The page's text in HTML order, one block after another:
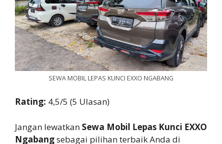
SEWA MOBIL LEPAS KUNCI EXXO NGABANG
Rating: 4,5/5 (5 Ulasan)
Jangan lewatkan Sewa Mobil Lepas Kunci EXXO
Ngabangsebagai pilihan terbaik Anda di